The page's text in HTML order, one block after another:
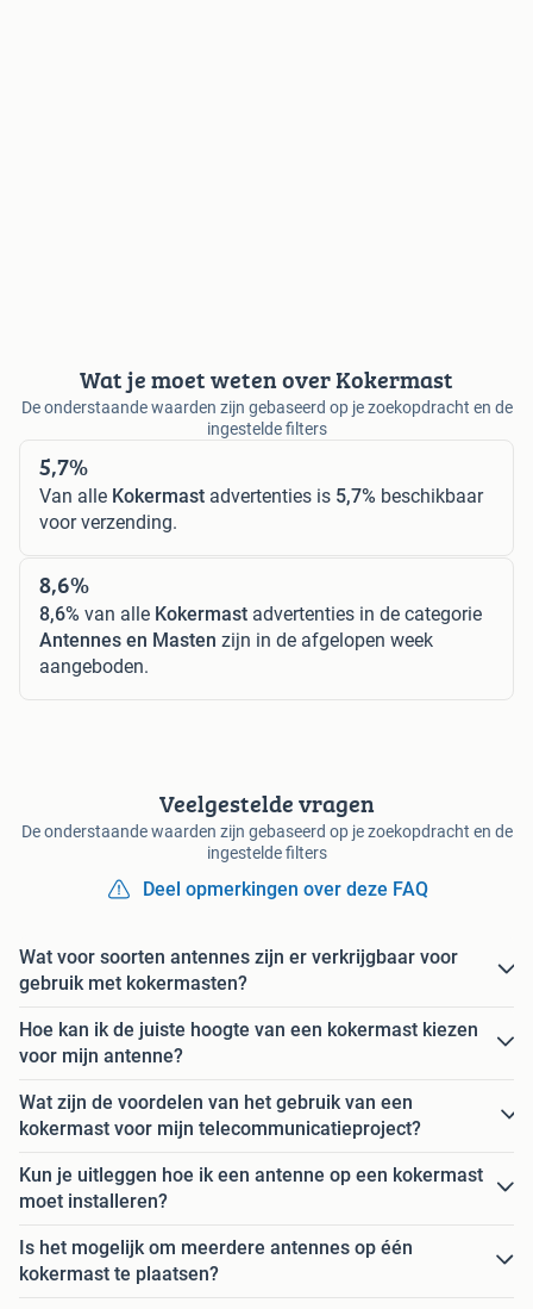
Wat je moet weten over Kokermast
De onderstaande waarden zijn gebaseerd op je zoekopdracht en de
ingestelde filters
5,7%
Van alle Kokermast advertenties is 5,7% beschikbaar
voor verzending.
8,6%
8,6% van alle Kokermast advertenties in de categorie
Antennes en Masten zijn in de afgelopen week
aangeboden.
Veelgestelde vragen
De onderstaande waarden zijn gebaseerd op je zoekopdracht en de
ingestelde filters
Deel opmerkingen over deze FAQ
Wat voor soorten antennes zijn er verkrijgbaar voor
gebruik met kokermasten?
Hoe kan ik de juiste hoogte van een kokermast kiezen
voor mijn antenne?
Wat zijn de voordelen van het gebruik van een
kokermast voor mijn telecommunicatieproject?
Kun je uitleggen hoe ik een antenne op een kokermast
moet installeren?
Is het mogelijk om meerdere antennes op één
kokermast te plaatsen?